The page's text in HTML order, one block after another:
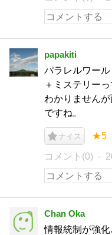
papakiti
パラレルワー
＋ミステリー
わかりません
ですね。
ナイス ★5
コメント(0)
Chan Oka
情報統制が強